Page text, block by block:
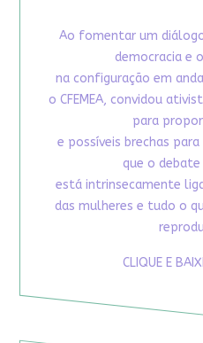
Ao fomentar um
democracia e
na configuração em
o CFEMEA, convidou
para
e possíveis brechas
que o
está intrinsecamente
das mulheres e tudo o
CLIQUE E